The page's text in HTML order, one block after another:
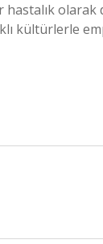
hastalık
kültürlerle